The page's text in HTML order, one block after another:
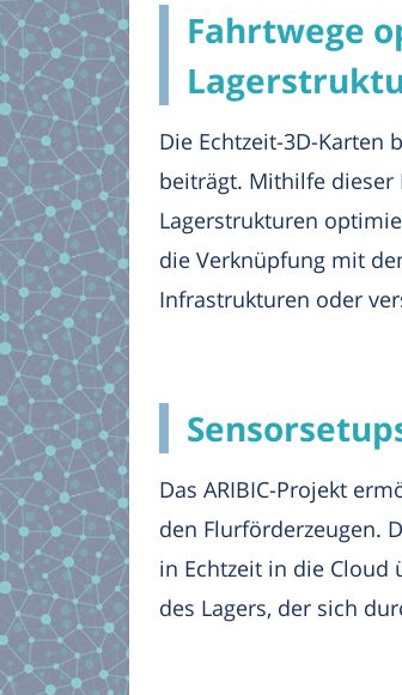
Fahrtwege
Die Echtzeit-3D-Karten
beiträgt. Mithilfe dieser
Lagerstrukturen
die Verknüpfung mit
Infrastrukturen oder
Das ARIBIC-Projekt
den Flurförderzeugen.
in Echtzeit in die
des Lagers, der sich